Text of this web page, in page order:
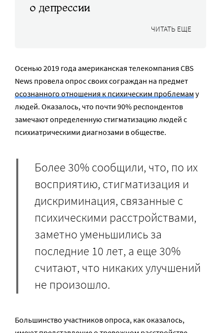
о депрессии
ЧИТАТЬ ЕЩЕ
Осенью 2019 года американская телекомпания CBS
News провела опрос своих сограждан на предмет
осознанного отношения к психическим проблемаму
людей. Оказалось, что почти 90% респондентов
замечают определенную стигматизацию людей с
психиатрическими диагнозами в обществе.
Более 30% сообщили, что, по их
восприятию, стигматизация и
дискриминация, связанные с
психическими расстройствами,
заметно уменьшились за
последние 10 лет, а еще 30%
считают, что никаких улучшений
не произошло.
Большинство участников опроса, как оказалось,